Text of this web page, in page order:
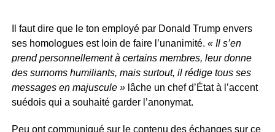
Il faut dire que le ton employé par Donald Trump envers
ses homologues est loin de faire l’unanimité. « Il s’en
prend personnellement à certains membres, leur donne
des surnoms humiliants, mais surtout, il rédige tous ses
messages en majuscule »lâche un chef d’État à l’accent
suédois qui a souhaité garder l’anonymat.
Peu ont communiqué sur le contenu des échanges sur ce